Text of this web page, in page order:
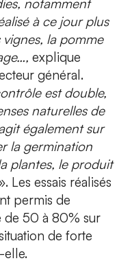
notamment
à ce jour plus
la pomme
explique
général .
est double,
naturelles de
également sur
la germination
plantes, le produit
Les essais réalisés
permis de
de 50 à 80% sur
de forte
elle.